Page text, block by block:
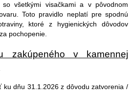
so všetkými visačkami a v pôvodnom
Toto pravidlo neplatí pre spodnú
ktoré z hygienických dôvodov
pochopenie.
zakúpeného v kamennej
ku dňu 31.1.2026 z dôvodu zatvorenia /